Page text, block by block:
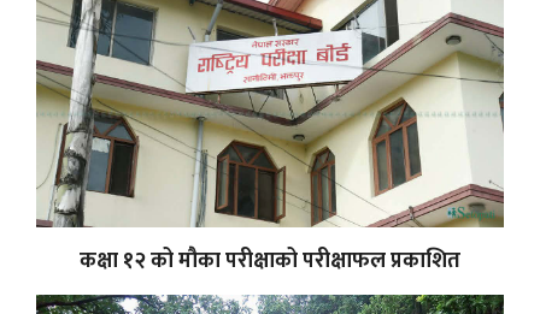
कक्षा १२ को मौका परीक्षाको परीक्षाफल प्रकाशित